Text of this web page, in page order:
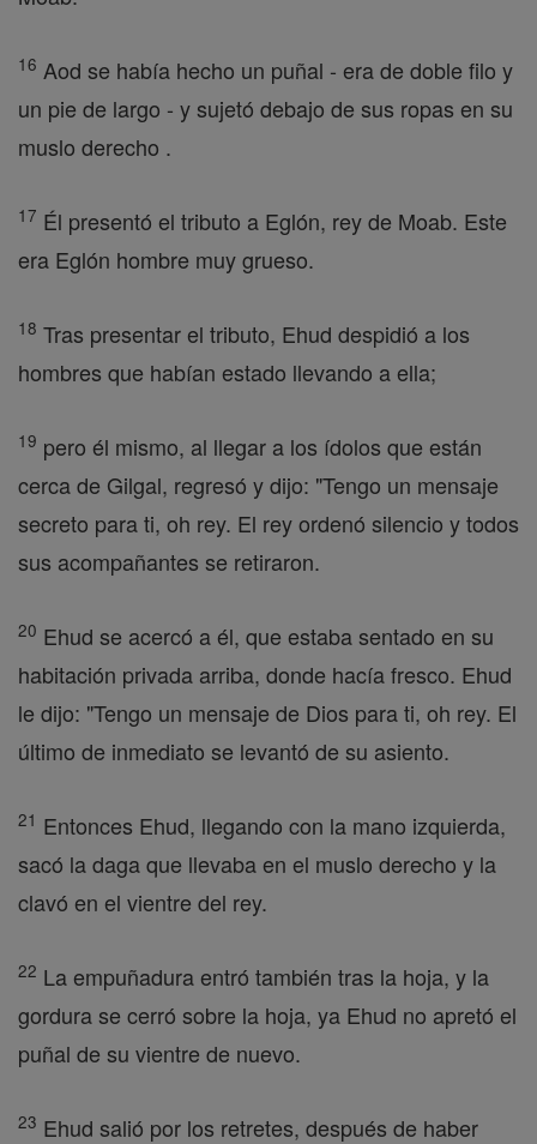
16 Aod se había hecho un puñal - era de doble filo y
un pie de largo - y sujetó debajo de sus ropas en su
muslo derecho .
17 Él presentó el tributo a Eglón, rey de Moab. Este
era Eglón hombre muy grueso.
18 Tras presentar el tributo, Ehud despidió a los
hombres que habían estado llevando a ella;
19 pero él mismo, al llegar a los ídolos que están
cerca de Gilgal, regresó y dijo: "Tengo un mensaje
secreto para ti, oh rey. El rey ordenó silencio y todos
sus acompañantes se retiraron.
20 Ehud se acercó a él, que estaba sentado en su
habitación privada arriba, donde hacía fresco. Ehud
le dijo: "Tengo un mensaje de Dios para ti, oh rey. El
último de inmediato se levantó de su asiento.
21 Entonces Ehud, llegando con la mano izquierda,
sacó la daga que llevaba en el muslo derecho y la
clavó en el vientre del rey.
22 La empuñadura entró también tras la hoja, y la
gordura se cerró sobre la hoja, ya Ehud no apretó el
puñal de su vientre de nuevo.
23 Ehud salió por los retretes, después de haber